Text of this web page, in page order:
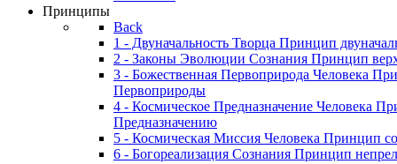
Принципы
Back
1 - Двуначальность Творца Принцип
2 - Законы Эволюции Сознания Принцип
3 - Божественная Первоприрода Человека
Первоприроды
4 - Космическое Предназначение Человека
Предназначению
5 - Космическая Миссия Человека Принцип
6 - Богореализация Сознания Принцип